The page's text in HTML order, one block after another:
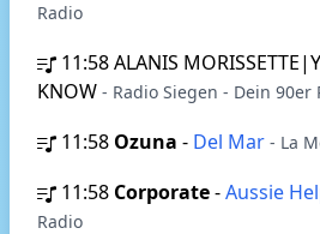
Radio
11:58ALANIS
KNOW - Radio Siegen - Dein 90er
11:58 Ozuna - Del Mar - La
11:58 Corporate-Aussie
Radio